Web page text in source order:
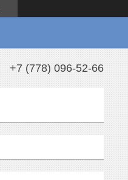
+7 (778) 096-52-66